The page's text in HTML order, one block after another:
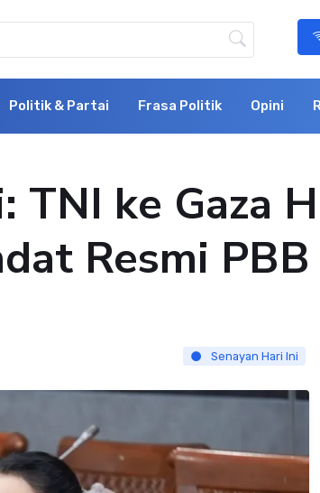
Politik & Partai Frasa Politik Opini
ke Gaza
Resmi PBB
Senayan Hari Ini